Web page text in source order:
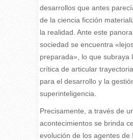
desarrollos que antes
de la ciencia ficción
la realidad. Ante este
sociedad se encuentra
preparada», lo que subraya
crítica de articular
para el desarrollo y la
superinteligencia.
Precisamente, a través de
acontecimientos se brinda
evolución de los agentes de